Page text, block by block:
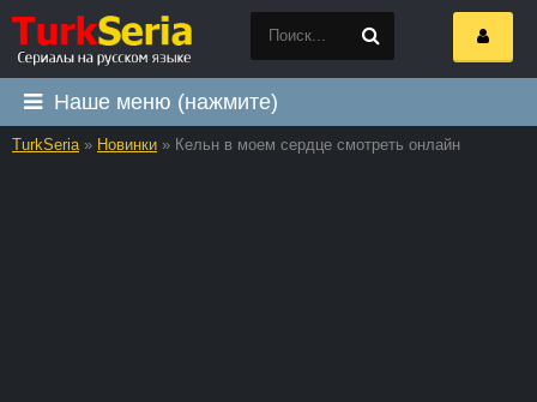
Наше меню (нажмите)
TurkSeria» Новинки » Кельн в моем сердце смотреть онлайн